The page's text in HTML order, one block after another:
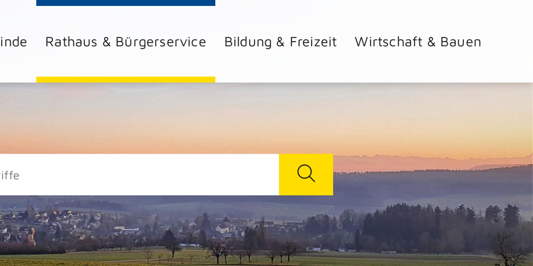
Rathaus & Bürgerservice Bildung & Freizeit Wirtschaft & Bauen